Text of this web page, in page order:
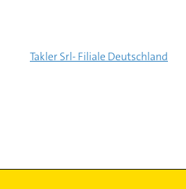
Takler Srl- Filiale Deutschland